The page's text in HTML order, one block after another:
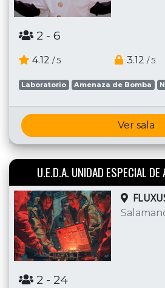
2 - 6
4.12 / 5 3.12 / 5
Laboratorio Amenaza de Bomba
Ver sala
U.E.D.A. UNIDAD ESPECIAL
2 - 24